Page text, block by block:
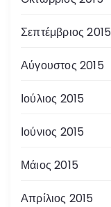
Σεπτέμβριος 2015
Αύγουστος 2015
Ιούλιος 2015
Ιούνιος 2015
Μάιος 2015
Απρίλιος 2015